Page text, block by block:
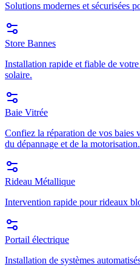
Solutions modernes et sécurisées
Store Bannes
Installation rapide et fiable de
solaire.
Baie Vitrée
Confiez la réparation de vos baies
du dépannage et de la motorisation.
Rideau Métallique
Intervention rapide pour rideaux
Portail électrique
Installation de systèmes